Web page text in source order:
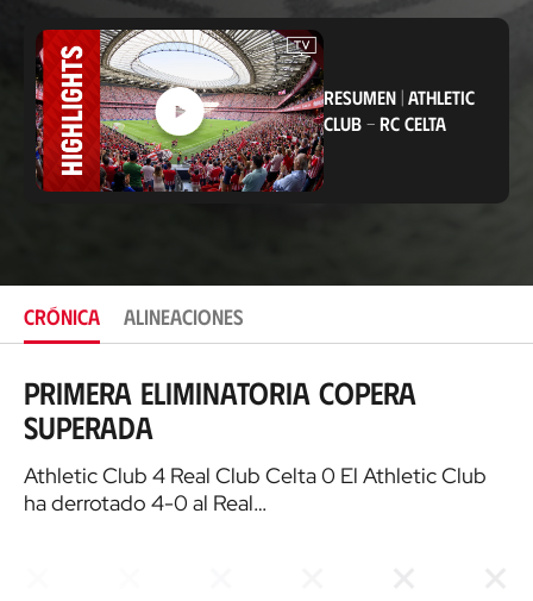
b
i
c
a
c
i
ó
n
RESUMEN |ATHLETIC
CLUB -RC CELTA
CRÓNICA ALINEACIONES
Primera eliminatoria copera
superada
Athletic Club 4 Real Club Celta 0 El Athletic Club
ha derrotado 4-0 al Real…